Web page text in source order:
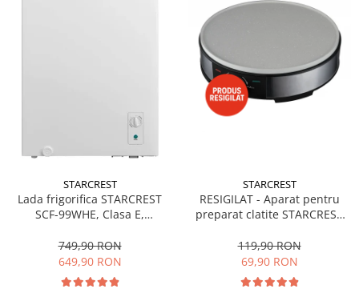
STARCREST
Lada frigorifica STARCREST
SCF-99WHE, Clasa E,
convertibil - functie frigider,
Termostat reglabil, Alb
749,90 RON
649,90 RON
STARCREST
RESIGILAT - Aparat pentru
preparat clatite STARCREST
invelis ceramic antiaderent,
30 cm, Inox / Negru
119,90 RON
69,90 RON